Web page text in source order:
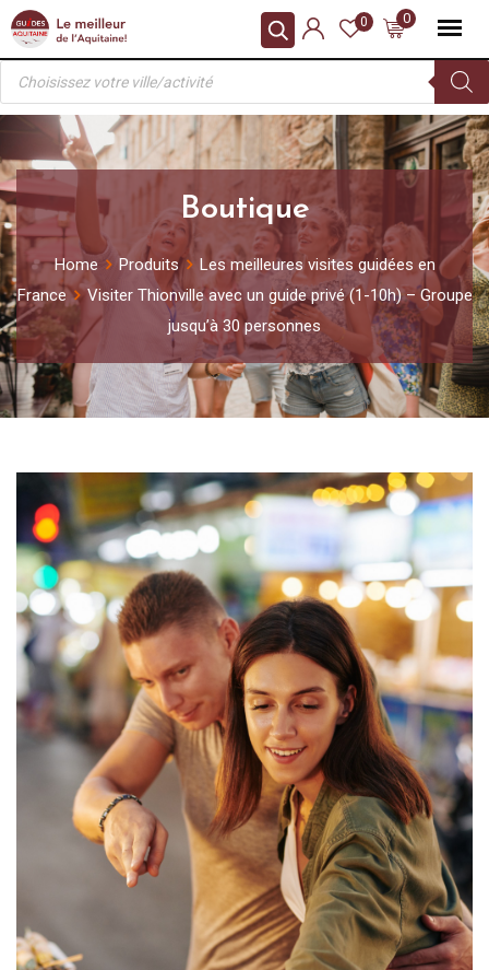
Skip
content
0
0
Recherche
produits
Boutique
Home Produits
Les meilleures visites guidées en
France
Visiter Thionville avec un guide privé (1-10h) – Groupe
jusqu’à 30 personnes